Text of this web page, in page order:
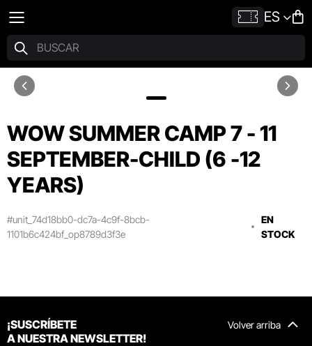
ES
WOW SUMMER CAMP 7 - 11
SEPTEMBER-CHILD (6 -12
YEARS)
#unit_74d18bb0-dc7a-4c9f-8bcb-
1101b6c424bf_op8789d3f3e
EN
STOCK
Volver arriba
¡SUSCRÍBETE
A NUESTRA NEWSLETTER!